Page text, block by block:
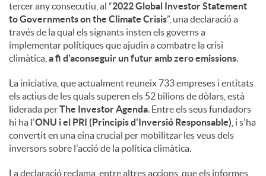
tercer any consecutiu, al “2022 Global Investor Statement
to Governments on the Climate Crisis”, una declaració a
través de la qual els signants insten els governs a
implementar polítiques que ajudin a combatre la crisi
climàtica, a fi d'aconseguir un futur amb zero emissions.
La iniciativa, que actualment reuneix 733 empreses i entitats
els actius de les quals superen els 52 bilions de dòlars, està
liderada perThe Investor Agenda. Entre els seus fundadors
hi ha l'ONU i el PRI (Principis d'Inversió Responsable) , i s'ha
convertit en una eina crucial per mobilitzar les veus dels
inversors sobre l'acció de la política climàtica.
La declaració reclama, entre altres accions, que els informes